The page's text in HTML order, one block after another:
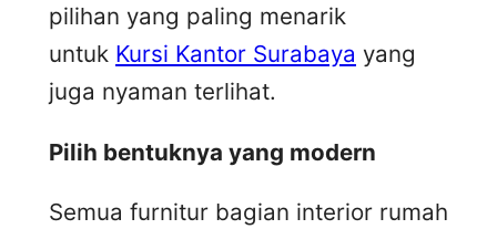
pilihan yang paling menarik
untuk Kursi Kantor Surabaya yang
juga nyaman terlihat.
Pilih bentuknya yang modern
Semua furnitur bagian interior rumah